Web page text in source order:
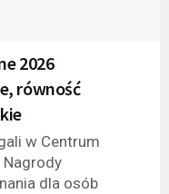
2026
równość
w Centrum
Nagrody
dla osób